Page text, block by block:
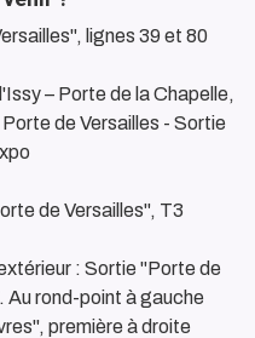
lignes 39 et 80
– Porte de la Chapelle,
de Versailles - Sortie
de Versailles", T3
: Sortie "Porte de
Au rond-point à gauche
première à droite